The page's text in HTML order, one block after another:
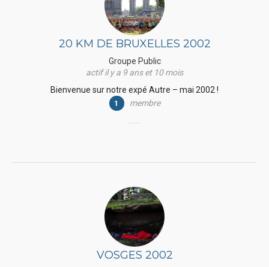
20 KM DE BRUXELLES 2002
Groupe Public
actif il y a 9 ans et 10 mois
Bienvenue sur notre expé Autre – mai 2002 !
1 membre
VOSGES 2002